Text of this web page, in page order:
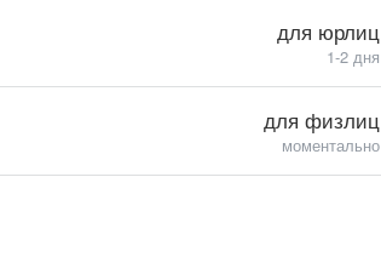
для юрлиц
1-2 дня
для физлиц
моментально